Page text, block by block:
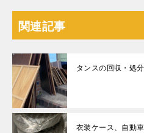
関連記事
タンスの回収・処
衣装ケース、自動